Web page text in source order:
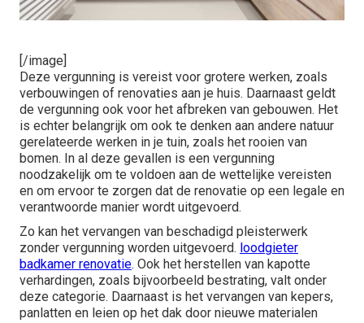
[/image]
Deze vergunning is vereist voor grotere werken, zoals
verbouwingen of renovaties aan je huis. Daarnaast geldt
de vergunning ook voor het afbreken van gebouwen. Het
is echter belangrijk om ook te denken aan andere natuur
gerelateerde werken in je tuin, zoals het rooien van
bomen. In al deze gevallen is een vergunning
noodzakelijk om te voldoen aan de wettelijke vereisten
en om ervoor te zorgen dat de renovatie op een legale en
verantwoorde manier wordt uitgevoerd.
Zo kan het vervangen van beschadigd pleisterwerk
zonder vergunning worden uitgevoerd. loodgieter
badkamer renovatie. Ook het herstellen van kapotte
verhardingen, zoals bijvoorbeeld bestrating, valt onder
deze categorie. Daarnaast is het vervangen van kepers,
panlatten en leien op het dak door nieuwe materialen